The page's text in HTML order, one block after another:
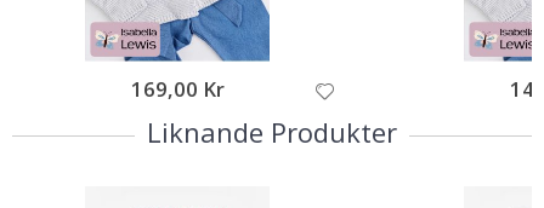
169,00 Kr
Liknande Produkter